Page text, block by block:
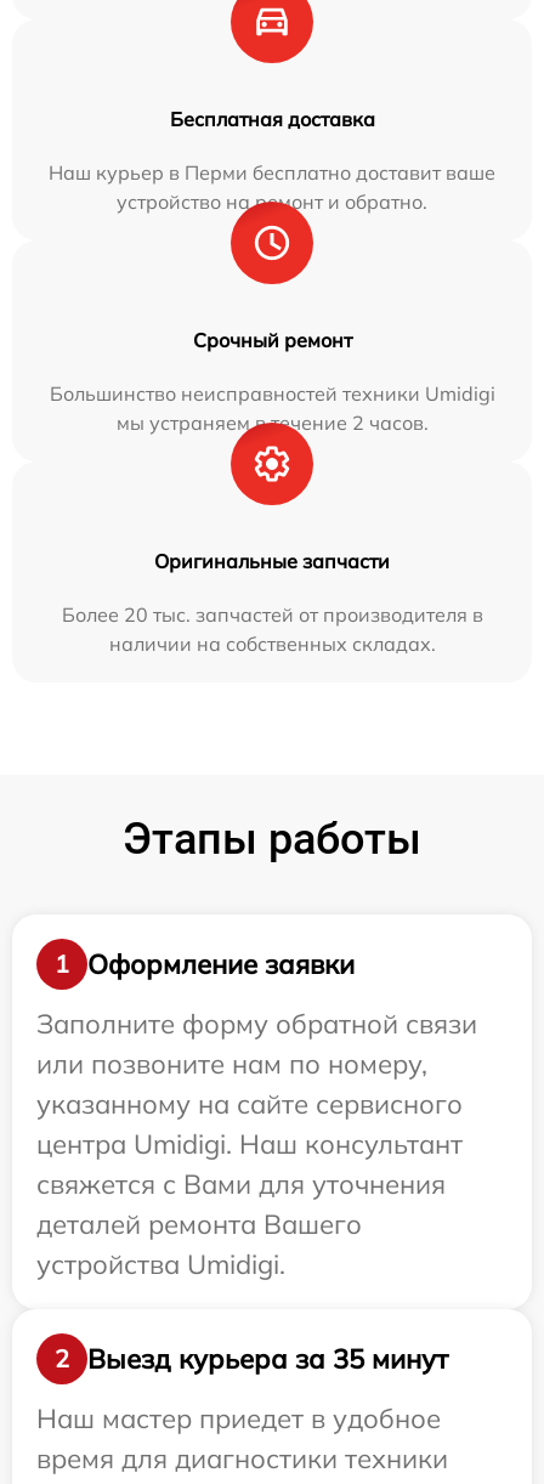
Бесплатная доставка
Наш курьер в Перми бесплатно доставит ваше
устройство на ремонт и обратно.
Срочный ремонт
Большинство неисправностей техники Umidigi
мы устраняем в течение 2 часов.
Оригинальные запчасти
Более 20 тыс. запчастей от производителя в
наличии на собственных складах.
Этапы работы
1
Оформление заявки
Заполните форму обратной связи
или позвоните нам по номеру,
указанному на сайте сервисного
центра Umidigi. Наш консультант
свяжется с Вами для уточнения
деталей ремонта Вашего
устройства Umidigi.
2
Выезд курьера за 35 минут
Наш мастер приедет в удобное
время для диагностики техники